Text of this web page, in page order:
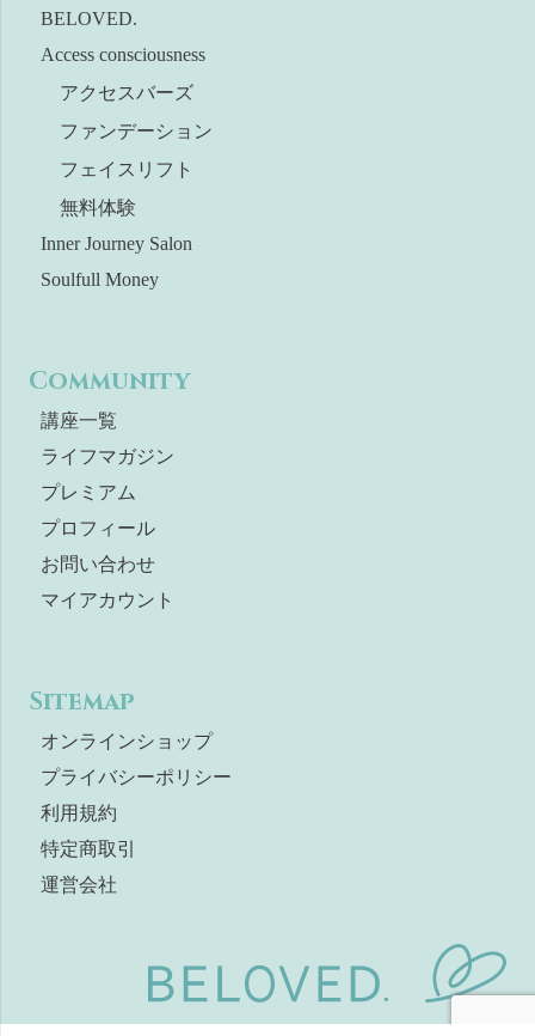
BELOVED.
Access consciousness
アクセスバーズ
ファンデーション
フェイスリフト
無料体験
Inner Journey Salon
Soulfull Money
Community
講座一覧
ライフマガジン
プレミアム
プロフィール
お問い合わせ
マイアカウント
Sitemap
オンラインショップ
プライバシーポリシー
利用規約
特定商取引
運営会社